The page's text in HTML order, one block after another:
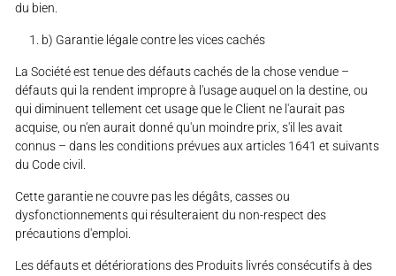
du bien.
b) Garantie légale contre les vices cachés
La Société est tenue des défauts cachés de la chose vendue –
défauts qui la rendent impropre à l'usage auquel on la destine, ou
qui diminuent tellement cet usage que le Client ne l'aurait pas
acquise, ou n'en aurait donné qu'un moindre prix, s'il les avait
connus – dans les conditions prévues aux articles 1641 et suivants
du Code civil.
Cette garantie ne couvre pas les dégâts, casses ou
dysfonctionnements qui résulteraient du non-respect des
précautions d'emploi.
Les défauts et détériorations des Produits livrés consécutifs à des